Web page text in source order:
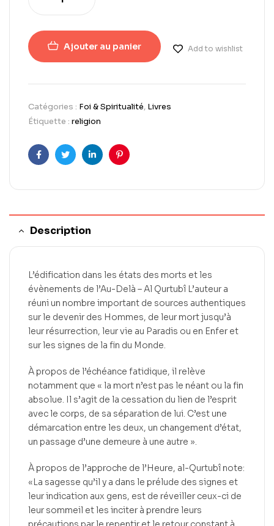
Ajouter au panier Add to wishlist
Catégories : Foi & Spiritualité, Livres
Étiquette : religion
FacebookTwitterLinkedInPinterest
Description
L’édification dans les états des morts et les
évènements de l’Au-Delà – Al Qurtubî L’auteur a
réuni un nombre important de sources authentiques
sur le devenir des Hommes, de leur mort jusqu’à
leur résurrection, leur vie au Paradis ou en Enfer et
sur les signes de la fin du Monde.
À propos de l’échéance fatidique, il relève
notamment que « la mort n’est pas le néant ou la fin
absolue. Il s’agit de la cessation du lien de l’esprit
avec le corps, de sa séparation de lui. C’est une
démarcation entre les deux, un changement d’état,
un passage d’une demeure à une autre ».
À propos de l’approche de l’Heure, al-Qurtubî note:
«La sagesse qu’il y a dans le prélude des signes et
leur indication aux gens, est de réveiller ceux-ci de
leur sommeil et les inciter à prendre leurs